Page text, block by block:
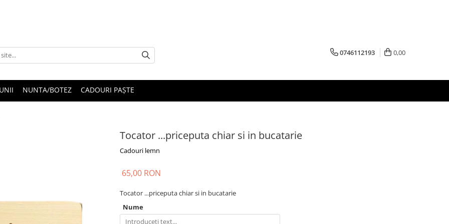
0746112193 0,00
NUNTA/BOTEZ CADOURI PAȘTE
Tocator ...priceputa chiar si in bucatarie
Cadouri lemn
65,00 RON
Tocator ...priceputa chiar si in bucatarie
Nume